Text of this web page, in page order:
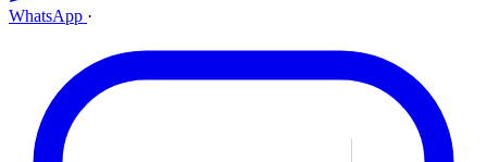
WhatsApp ·